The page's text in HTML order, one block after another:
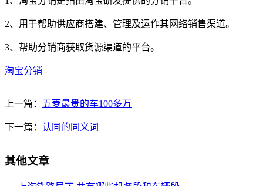
2、用于帮助供应商搭建、管理及运作其网络销售渠道。
3、帮助分销商获取货源渠道的平台。
淘宝分销
上一篇： 五菱最贵的车100多万
下一篇： 认同的同义词
其他文章